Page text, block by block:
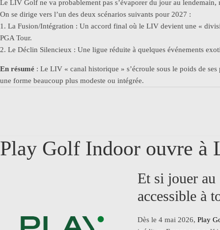
Le LIV Golf ne va probablement pas s’évaporer du jour au
On se dirige vers l’un des deux scénarios suivants pour 2027 :
1. La Fusion/Intégration : Un accord final où le LIV devient une «
PGA Tour.
2. Le Déclin Silencieux : Une ligue réduite à quelques événements
En résumé : Le LIV « canal historique » s’écroule sous le poids de
une forme beaucoup plus modeste ou intégrée.
Play Golf Indoor ouvre à
Et si jouer
accessible à
Dès le 4 mai 2026, Play